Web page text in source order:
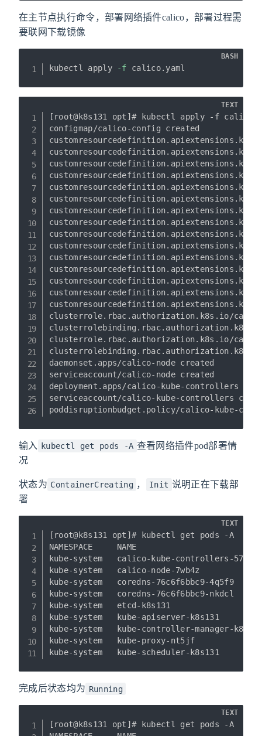
在主节点执行命令，部署网络插件calico，部署过程需
要联网下载镜像
kubectl apply -f calico.yaml
BASH
[root@k8s131 opt]# kubectl apply -f
configmap/calico-config created
clusterrole.rbac.authorization.k8s.io/
clusterrole.rbac.authorization.k8s.io/
daemonset.apps/calico-node created
serviceaccount/calico-node created
deployment.apps/calico-kube-controllers
serviceaccount/calico-kube-controllers
TEXT
输入 kubectl get pods -A 查看网络插件pod部署情
况
状态为 ContainerCreating ， Init 说明正在下载部
署
[root@k8s131 opt]# kubectl get pods -A
NAMESPACE     NAME
kube-system   calico-kube-controllers-
kube-system   calico-node-7wb4z
kube-system   coredns-76c6f6bbc9-
kube-system   coredns-76c6f6bbc9-
kube-system   etcd-k8s131
kube-system   kube-apiserver-
kube-system   kube-controller-
kube-system   kube-proxy-nt5jf
TEXT
完成后状态均为 Running
[root@k8s131 opt]# kubectl get pods -A
TEXT